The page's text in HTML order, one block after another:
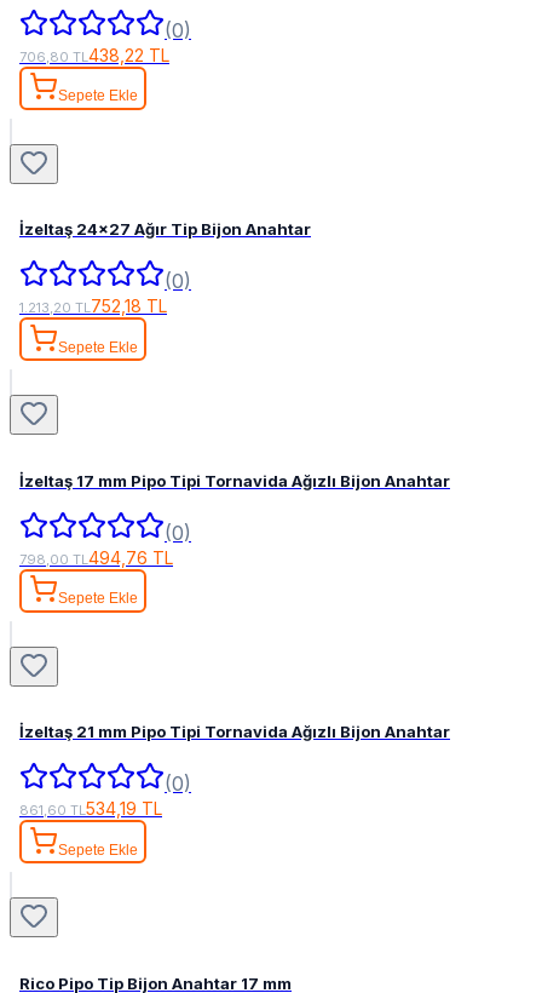
(0)
706,80 TL 438,22 TL
Sepete Ekle
İzeltaş 24x27 Ağır Tip Bijon Anahtar
(0)
1.213,20 TL752,18 TL
Sepete Ekle
İzeltaş 17 mm Pipo Tipi Tornavida Ağızlı Bijon Anahtar
(0)
798,00 TL494,76 TL
Sepete Ekle
İzeltaş 21 mm Pipo Tipi Tornavida Ağızlı Bijon Anahtar
(0)
861,60 TL534,19 TL
Sepete Ekle
Rico Pipo Tip Bijon Anahtar 17 mm